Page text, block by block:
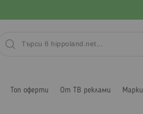
Топ оферти От ТВ реклами Марки